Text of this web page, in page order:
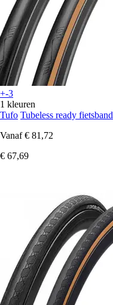
+-3
1 kleuren
Tufo Tubeless ready fietsband
Vanaf € 81,72
€ 67,69